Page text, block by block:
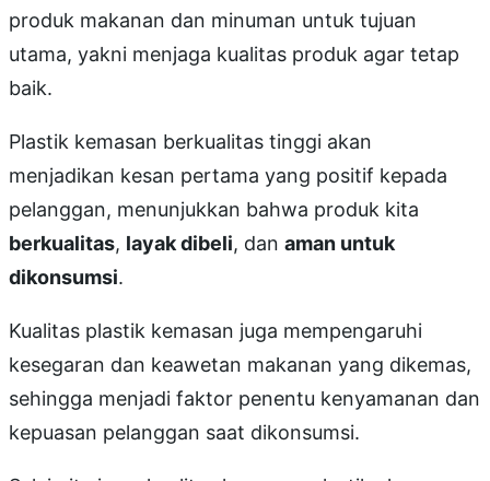
produk makanan dan minuman untuk tujuan
utama, yakni menjaga kualitas produk agar tetap
baik.
Plastik kemasan berkualitas tinggi akan
menjadikan kesan pertama yang positif kepada
pelanggan, menunjukkan bahwa produk kita
berkualitas, layak dibeli, dan aman untuk
dikonsumsi.
Kualitas plastik kemasan juga mempengaruhi
kesegaran dan keawetan makanan yang dikemas,
sehingga menjadi faktor penentu kenyamanan dan
kepuasan pelanggan saat dikonsumsi.